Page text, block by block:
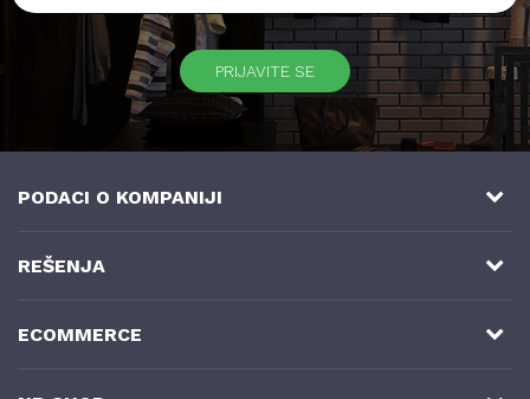
PRIJAVITE SE
PODACI O KOMPANIJI
NB SOFT
11070 Novi Beograd, Srbija
REŠENJA
ECOMMERCE